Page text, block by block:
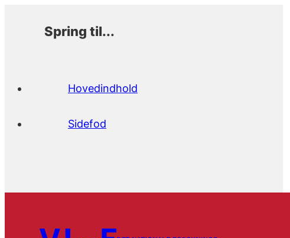
Spring til...
Hovedindhold
Sidefod